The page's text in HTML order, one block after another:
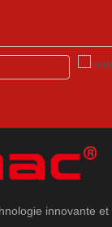
innovante et